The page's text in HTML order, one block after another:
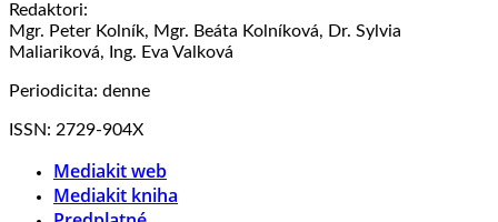
Redaktori:
Mgr. Peter Kolník, Mgr. Beáta Kolníková, Dr. Sylvia
Maliariková, Ing. Eva Valková
Periodicita: denne
ISSN: 2729-904X
Mediakit web
Mediakit kniha